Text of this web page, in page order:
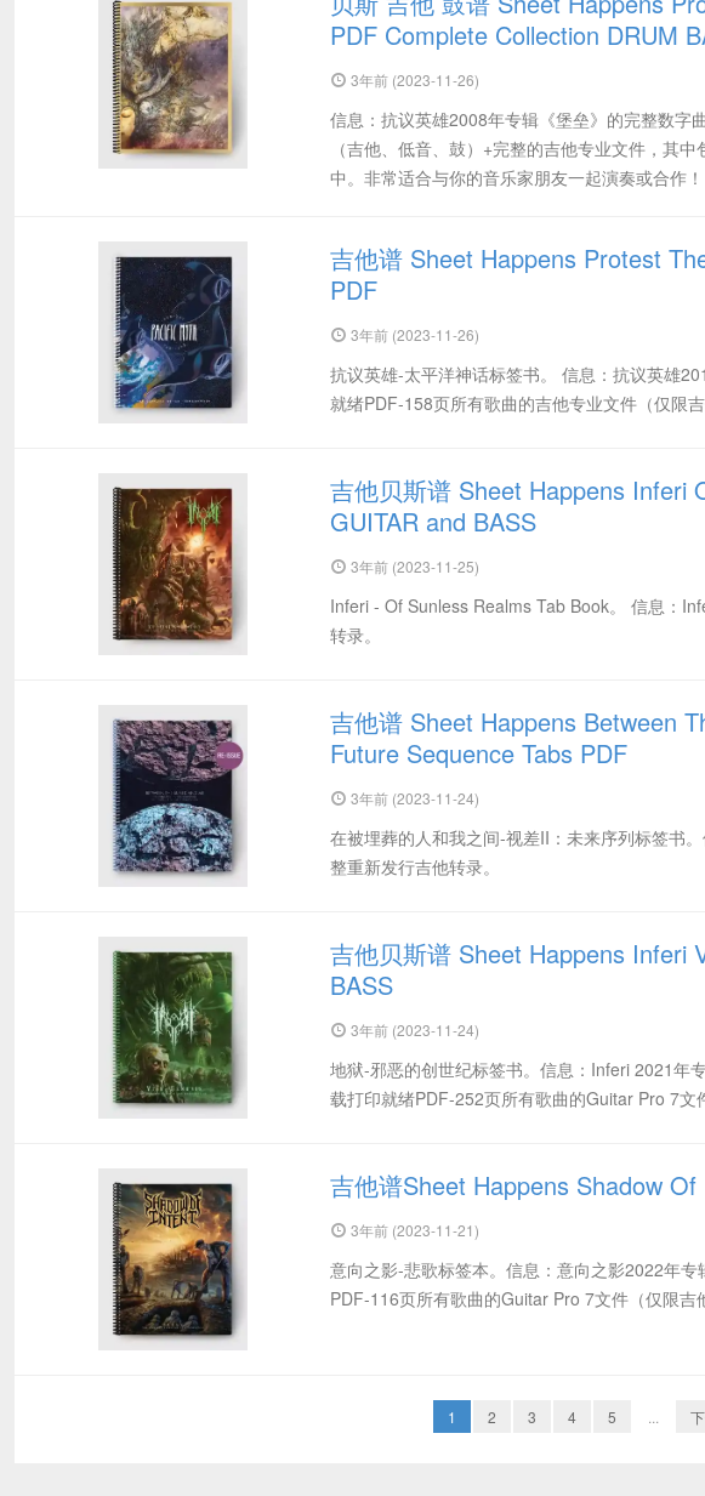
PDF Complete Collection DRUM
3年前 (2023-11-26)
信息：抗议英雄2008年专辑《堡垒》的完整数字
（吉他、低音、鼓）+完整的吉他专业文件，其
中。非常适合与你的音乐家朋友一起演奏或合作
吉他谱 Sheet Happens Protest
PDF
3年前 (2023-11-26)
抗议英雄-太平洋神话标签书。 信息：抗议英雄
就绪PDF-158页所有歌曲的吉他专业文件（仅限
吉他贝斯谱 Sheet Happens Inferi
GUITAR and BASS
3年前 (2023-11-25)
Inferi - Of Sunless Realms Tab Book。 信息：
转录。
吉他谱 Sheet Happens Between
Future Sequence Tabs PDF
3年前 (2023-11-24)
在被埋葬的人和我之间-视差II：未来序列标签书
整重新发行吉他转录。
吉他贝斯谱 Sheet Happens Inferi
BASS
3年前 (2023-11-24)
地狱-邪恶的创世纪标签书。信息：Inferi 2021年
载打印就绪PDF-252页所有歌曲的Guitar Pro 7
吉他谱Sheet Happens Shadow
3年前 (2023-11-21)
意向之影-悲歌标签本。信息：意向之影2022年
PDF-116页所有歌曲的Guitar Pro 7文件（仅限
1 2 3 4 5